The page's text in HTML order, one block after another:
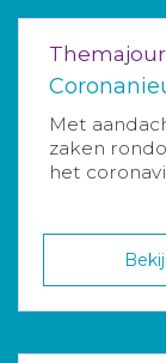
Met
zaken
het